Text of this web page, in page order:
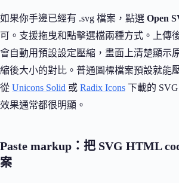
如果你手邊已經有 .svg 檔案，點選 Open
可。支援拖曳和點擊選檔兩種方式。上傳
會自動用預設設定壓縮，畫面上清楚顯示
縮後大小的對比。普通圖標檔案預設就能
從 Unicons Solid 或 Radix Icons 下載的
效果通常都很明顯。
Paste markup：把 SVG HTML
案